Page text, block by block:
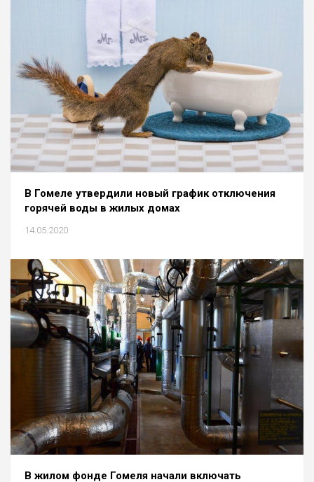
В Гомеле утвердили новый график отключения
горячей воды в жилых домах
14.05.2020
В жилом фонде Гомеля начали включать